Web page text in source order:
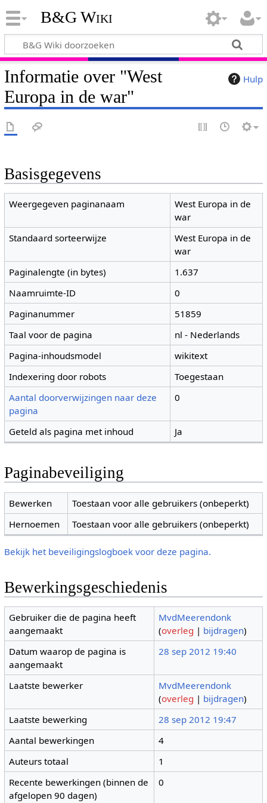
B&G Wiki
Hulp
Informatie over "West
Europa in de war"
Basisgegevens
Weergegeven paginanaam
West Europa in de
war
Standaard sorteerwijze
West Europa in de
war
Paginalengte (in bytes)
1.637
Naamruimte-ID
0
Paginanummer
51859
Taal voor de pagina
nl - Nederlands
Pagina-inhoudsmodel
wikitext
Indexering door robots
Toegestaan
Aantal doorverwijzingen naar deze
pagina
0
Geteld als pagina met inhoud Ja
Paginabeveiliging
Bewerken
Toestaan voor alle gebruikers (onbeperkt)
Hernoemen
Toestaan voor alle gebruikers (onbeperkt)
Bekijk het beveiligingslogboek voor deze pagina.
Bewerkingsgeschiedenis
Gebruiker die de pagina heeft
aangemaakt
MvdMeerendonk
(overleg | bijdragen)
Datum waarop de pagina is
aangemaakt
28 sep 2012 19:40
Laatste bewerker
MvdMeerendonk
(overleg | bijdragen)
Laatste bewerking
28 sep 2012 19:47
Aantal bewerkingen
4
Auteurs totaal
1
Recente bewerkingen (binnen de
afgelopen 90 dagen)
0